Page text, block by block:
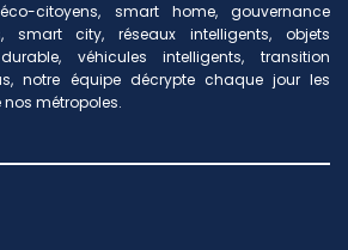
citoyens, smart home, gouvernance
smart city, réseaux intelligents, objets
véhicules intelligents, transition
notre équipe décrypte chaque jour les
métropoles.